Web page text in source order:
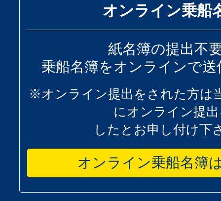
オンライン乗船
紙名簿の提出不
乗船名簿をオンラインで
※オンライン提出をされた方は
にオンライン提
したとお申し付け下
オンライン乗船名簿